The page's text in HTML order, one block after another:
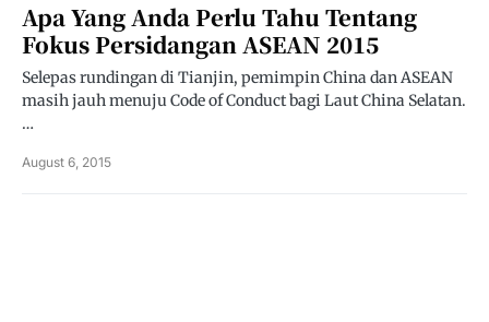
Apa Yang Anda Perlu Tahu Tentang
Fokus Persidangan ASEAN 2015
Selepas rundingan di Tianjin, pemimpin China dan ASEAN
masih jauh menuju Code of Conduct bagi Laut China Selatan.
…
August 6, 2015